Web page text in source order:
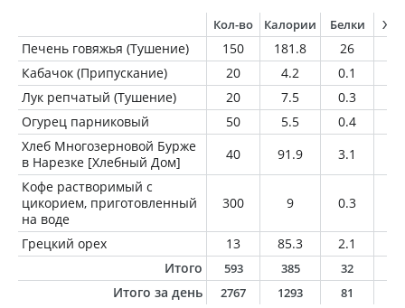
Кол-во Калории Белки
Печень говяжья (Тушение) 150 181.8 26
Кабачок (Припускание)
20 4.2 0.1
Лук репчатый (Тушение)
20 7.5 0.3
Огурец парниковый
50 5.5 0.4
Хлеб Многозерновой Бурже
в Нарезке [Хлебный Дом]
40 91.9 3.1
Кофе растворимый с
цикорием, приготовленный
на воде
300 9 0.3
Грецкий орех 13 85.3 2.1
Итого
593 385 32
Итого за день 2767 1293 81